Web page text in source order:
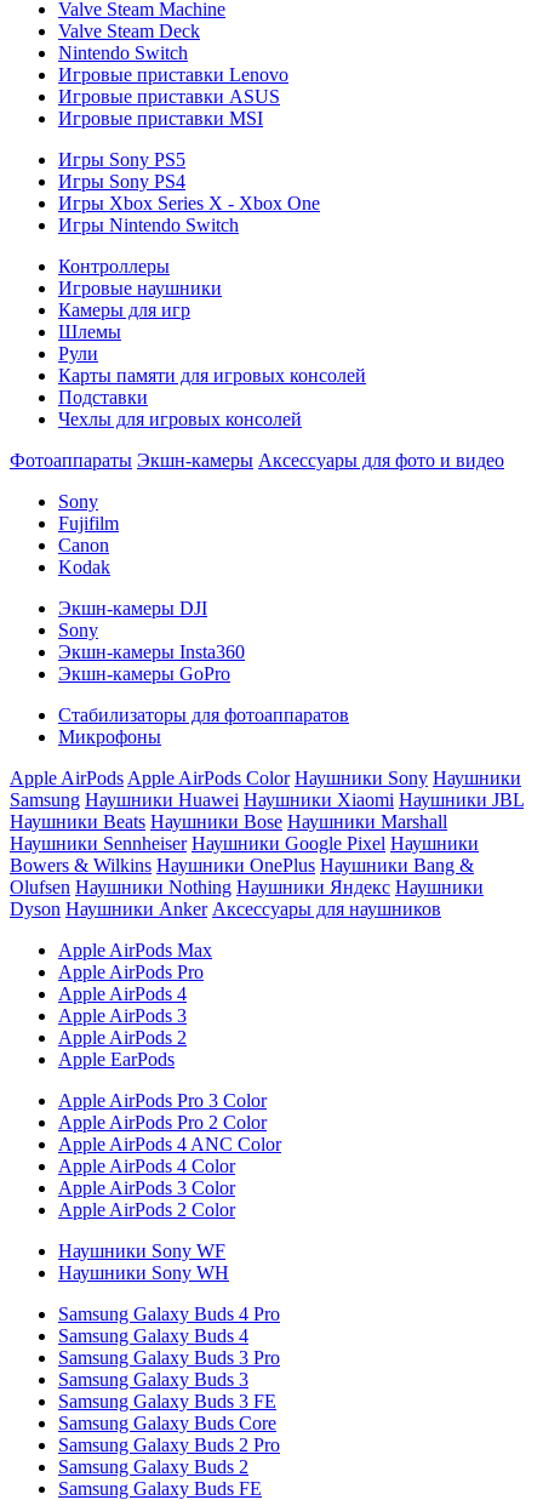
Valve Steam Machine
Valve Steam Deck
Nintendo Switch
Игровые приставки Lenovo
Игровые приставки ASUS
Игровые приставки MSI
Игры Sony PS5
Игры Sony PS4
Игры Xbox Series X - Xbox One
Игры Nintendo Switch
Контроллеры
Игровые наушники
Камеры для игр
Шлемы
Рули
Карты памяти для игровых консолей
Подставки
Чехлы для игровых консолей
Фотоаппараты Экшн-камеры Аксессуары для фото и видео
Sony
Fujifilm
Canon
Kodak
Экшн-камеры DJI
Sony
Экшн-камеры Insta360
Экшн-камеры GoPro
Стабилизаторы для фотоаппаратов
Микрофоны
Apple AirPods Apple AirPods Color Наушники Sony Наушники
Samsung Наушники Huawei Наушники Xiaomi Наушники JBL
Наушники Beats Наушники Bose Наушники Marshall
Наушники Sennheiser Наушники Google Pixel Наушники
Bowers & Wilkins Наушники OnePlus Наушники Bang &
Olufsen Наушники Nothing Наушники Яндекс Наушники
Dyson Наушники Anker Аксессуары для наушников
Apple AirPods Max
Apple AirPods Pro
Apple AirPods 4
Apple AirPods 3
Apple AirPods 2
Apple EarPods
Apple AirPods Pro 3 Color
Apple AirPods Pro 2 Color
Apple AirPods 4 ANC Color
Apple AirPods 4 Color
Apple AirPods 3 Color
Apple AirPods 2 Color
Наушники Sony WF
Наушники Sony WH
Samsung Galaxy Buds 4 Pro
Samsung Galaxy Buds 4
Samsung Galaxy Buds 3 Pro
Samsung Galaxy Buds 3
Samsung Galaxy Buds 3 FE
Samsung Galaxy Buds Core
Samsung Galaxy Buds 2 Pro
Samsung Galaxy Buds 2
Samsung Galaxy Buds FE